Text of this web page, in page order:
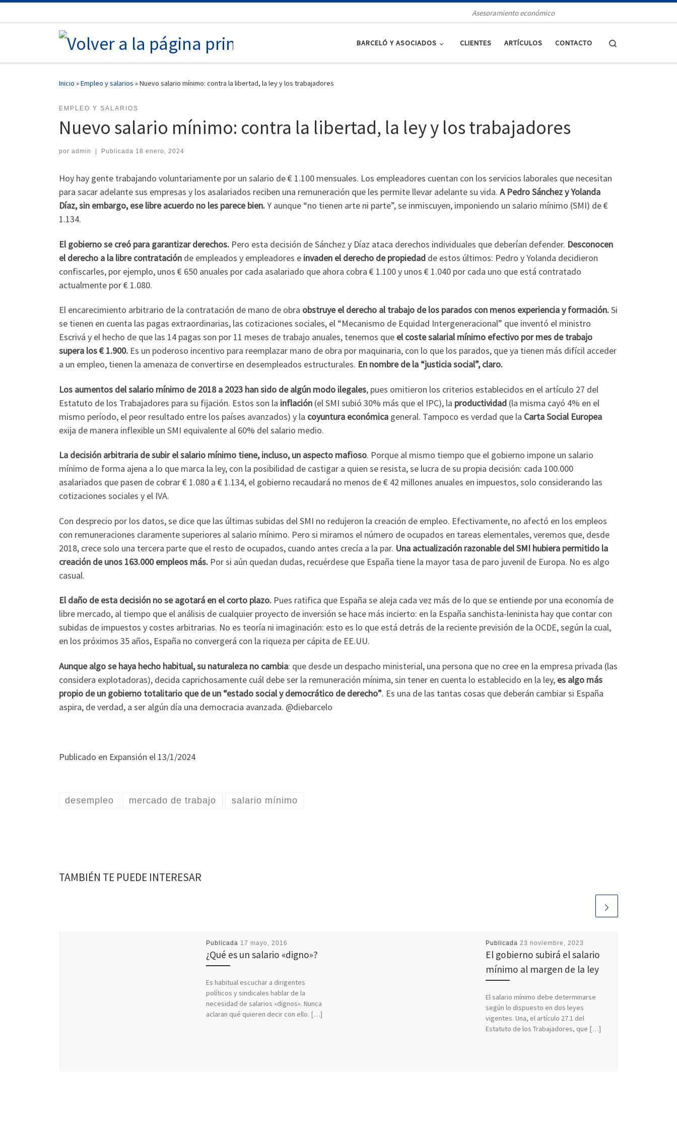
Asesoramiento económico
BARCELÓ Y ASOCIADOS CLIENTES ARTÍCULOS CONTACTO
Inicio »Empleo y salarios »Nuevo salario mínimo: contra la libertad, la ley y los trabajadores
EMPLEO Y SALARIOS
Nuevo salario mínimo: contra la libertad, la ley y los trabajadores
por admin Publicada 18 enero, 2024
Hoy hay gente trabajando voluntariamente por un salario de € 1.100 mensuales. Los empleadores cuentan con los servicios laborales que necesitan
para sacar adelante sus empresas y los asalariados reciben una remuneración que les permite llevar adelante su vida. A Pedro Sánchez y Yolanda
Díaz, sin embargo, ese libre acuerdo no les parece bien.Y aunque “no tienen arte ni parte”, se inmiscuyen, imponiendo un salario mínimo (SMI) de €
1.134.
El gobierno se creó para garantizar derechos. Pero esta decisión de Sánchez y Díaz ataca derechos individuales que deberían defender. Desconocen
el derecho a la libre contratación de empleados y empleadores e invaden el derecho de propiedad de estos últimos: Pedro y Yolanda decidieron
confiscarles, por ejemplo, unos € 650 anuales por cada asalariado que ahora cobra € 1.100 y unos € 1.040 por cada uno que está contratado
actualmente por € 1.080.
El encarecimiento arbitrario de la contratación de mano de obra obstruye el derecho al trabajo de los parados con menos experiencia y formación.Si
se tienen en cuenta las pagas extraordinarias, las cotizaciones sociales, el “Mecanismo de Equidad Intergeneracional” que inventó el ministro
Escrivá y el hecho de que las 14 pagas son por 11 meses de trabajo anuales, tenemos que el coste salarial mínimo efectivo por mes de trabajo
supera los € 1.900. Es un poderoso incentivo para reemplazar mano de obra por maquinaria, con lo que los parados, que ya tienen más difícil acceder
a un empleo, tienen la amenaza de convertirse en desempleados estructurales. En nombre de la “justicia social”, claro.
Los aumentos del salario mínimo de 2018 a 2023 han sido de algún modo ilegales, pues omitieron los criterios establecidos en el artículo 27 del
Estatuto de los Trabajadores para su fijación. Estos son la inflación (el SMI subió 30% más que el IPC), la productividad (la misma cayó 4% en el
mismo período, el peor resultado entre los países avanzados) y la coyuntura económica general. Tampoco es verdad que la Carta Social Europea
exija de manera inflexible un SMI equivalente al 60% del salario medio.
La decisión arbitraria de subir el salario mínimo tiene, incluso, un aspecto mafioso. Porque al mismo tiempo que el gobierno impone un salario
mínimo de forma ajena a lo que marca la ley, con la posibilidad de castigar a quien se resista, se lucra de su propia decisión: cada 100.000
asalariados que pasen de cobrar € 1.080 a € 1.134, el gobierno recaudará no menos de € 42 millones anuales en impuestos, solo considerando las
cotizaciones sociales y el IVA.
Con desprecio por los datos, se dice que las últimas subidas del SMI no redujeron la creación de empleo. Efectivamente, no afectó en los empleos
con remuneraciones claramente superiores al salario mínimo. Pero si miramos el número de ocupados en tareas elementales, veremos que, desde
2018, crece solo una tercera parte que el resto de ocupados, cuando antes crecía a la par. Una actualización razonable del SMI hubiera permitido la
creación de unos 163.000 empleos más. Por si aún quedan dudas, recuérdese que España tiene la mayor tasa de paro juvenil de Europa. No es algo
casual.
El daño de esta decisión no se agotará en el corto plazo. Pues ratifica que España se aleja cada vez más de lo que se entiende por una economía de
libre mercado, al tiempo que el análisis de cualquier proyecto de inversión se hace más incierto: en la España sanchista-leninista hay que contar con
subidas de impuestos y costes arbitrarias. No es teoría ni imaginación: esto es lo que está detrás de la reciente previsión de la OCDE, según la cual,
en los próximos 35 años, España no convergerá con la riqueza per cápita de EE.UU.
Aunque algo se haya hecho habitual, su naturaleza no cambia: que desde un despacho ministerial, una persona que no cree en la empresa privada (las
considera explotadoras), decida caprichosamente cuál debe ser la remuneración mínima, sin tener en cuenta lo establecido en la ley, es algo más
propio de un gobierno totalitario que de un “estado social y democrático de derecho”. Es una de las tantas cosas que deberán cambiar si España
aspira, de verdad, a ser algún día una democracia avanzada. @diebarcelo
Publicado en Expansión el 13/1/2024
desempleo mercado de trabajo salario mínimo
TAMBIÉN TE PUEDE INTERESAR
Publicada 17 mayo, 2016
¿Qué es un salario «digno»?
Es habitual escuchar a dirigentes
políticos y sindicales hablar de la
necesidad de salarios «dignos». Nunca
aclaran qué quieren decir con ello. […]
Publicada 23 noviembre, 2023
El gobierno subirá el salario
mínimo al margen de la ley
El salario mínimo debe determinarse
según lo dispuesto en dos leyes
vigentes. Una, el artículo 27.1 del
Estatuto de los Trabajadores, que […]